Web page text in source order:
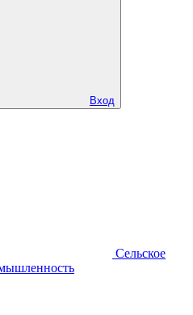
Вход
Сельское